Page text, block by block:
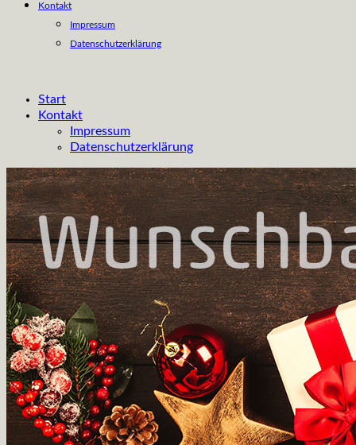
Kontakt
Impressum
Datenschutzerklärung
Start
Kontakt
Impressum
Datenschutzerklärung